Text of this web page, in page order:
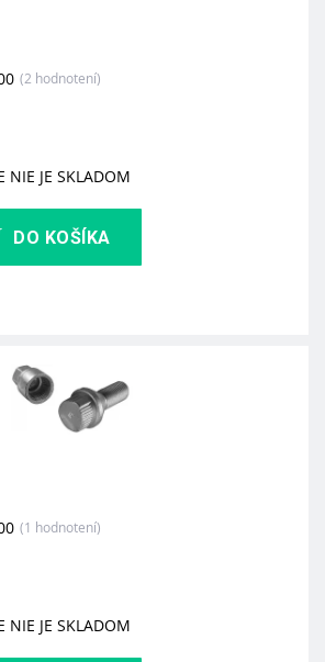
(2 hodnotení)
NIE JE SKLADOM
DO KOŠÍKA
(1 hodnotení)
NIE JE SKLADOM